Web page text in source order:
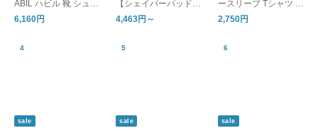
ABIL ハビル 靴 シュー
ズ ユニセックス ET05
1 ムーンスター エイト
6,160円
【シェイパーパッド付
ブラ】フルブリーフor
ミディブリーフ セッ
ラジャー パンツ ショ
4,463円～
ースリーブ Tシャツ 半
袖シャツ No sleeve C
-084 コメンスメント
2,750円
sale sale sale